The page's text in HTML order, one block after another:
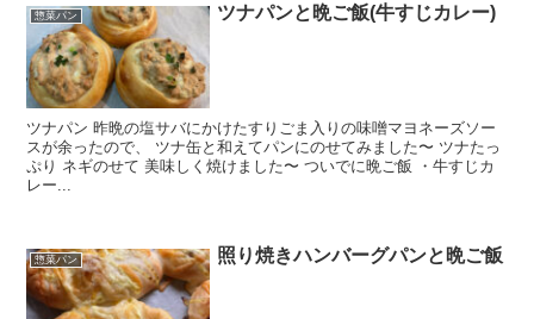
惣菜パン ツナパンと晩ご飯(牛すじカレー)
ツナパン 昨晩の塩サバにかけたすりごま入りの味噌マヨネーズソー
スが余ったので、 ツナ缶と和えてパンにのせてみました〜 ツナたっ
ぷり ネギのせて 美味しく焼けました〜 ついでに晩ご飯 ・牛すじカ
レー...
惣菜パン 照り焼きハンバーグパンと晩ご飯